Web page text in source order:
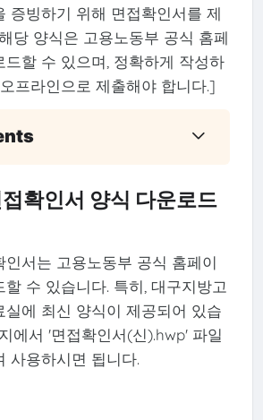
증빙하기 위해 면접확인서를 제
당 양식은 고용노동부 공식 홈페
드할 수 있으며, 정확하게 작성하
프라인으로 제출해야 합니다.]​
확인서 양식 다운로드
인서는 고용노동부 공식 홈페이
할 수 있습니다. 특히, 대구지방고
실에 최신 양식이 제공되어 있습
에서 '면접확인서(신).hwp' 파일
사용하시면 됩니다.